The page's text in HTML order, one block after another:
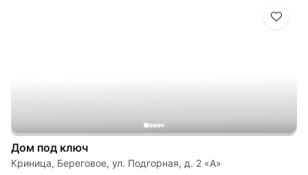
Дом под ключ
Криница, Береговое, ул. Подгорная, д. 2 «А»